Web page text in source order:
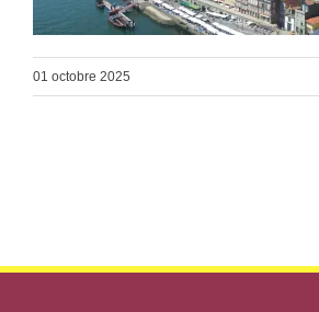
01 octobre 2025